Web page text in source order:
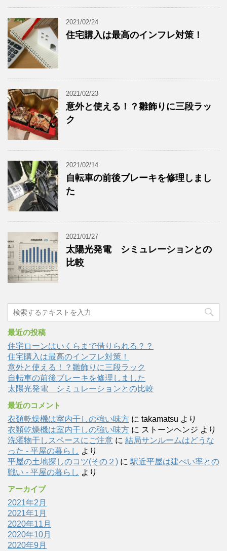
2021/02/24
住宅購入は最高のインフレ対策！
2021/02/23
意外と使える！？雛飾りに三段ラッ
ク
2021/02/14
自転車の前後ブレーキを修理しまし
た
2021/01/27
太陽光発電 シミュレーションとの
比較
最近の投稿
住宅ローンはいくらまで借りられる？？
住宅購入は最高のインフレ対策！
意外と使える！？雛飾りに三段ラック
自転車の前後ブレーキを修理しました
太陽光発電 シミュレーションとの比較
最近のコメント
衣類乾燥機は室内干しの強い味方 に takamatsu より
衣類乾燥機は室内干しの強い味方 に ストーンヘンジ より
洗濯物干しスペースにご注意 に 結局サンルームはどうな
った - 平屋の暮らし より
平屋の土地探しのコツ(その２) に 駅近平屋は建ぺい率との
戦い - 平屋の暮らし より
アーカイブ
2021年2月
2021年1月
2020年11月
2020年10月
2020年9月